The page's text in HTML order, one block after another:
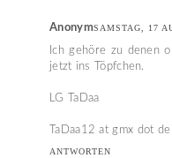
AnonymSAMSTAG, 17
Ich gehöre zu denen
jetzt ins Töpfchen.
LG TaDaa
TaDaa12 at gmx dot de
ANTWORTEN